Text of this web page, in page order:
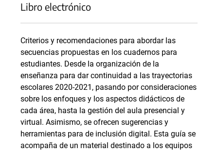
Libro electrónico
Criterios y recomendaciones para abordar las
secuencias propuestas en los cuadernos para
estudiantes. Desde la organización de la
enseñanza para dar continuidad a las trayectorias
escolares 2020-2021, pasando por consideraciones
sobre los enfoques y los aspectos didácticos de
cada área, hasta la gestión del aula presencial y
virtual. Asimismo, se ofrecen sugerencias y
herramientas para de inclusión digital. Esta guía se
acompaña de un material destinado a los equipos